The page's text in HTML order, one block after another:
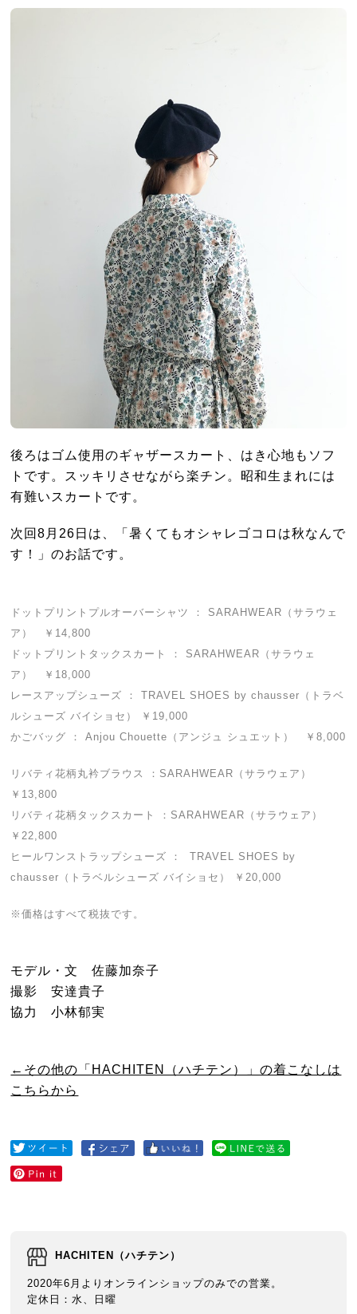
後ろはゴム使用のギャザースカート、はき心地もソフ
トです。スッキリさせながら楽チン。昭和生まれには
有難いスカートです。
次回8月26日は、「暑くてもオシャレゴコロは秋なんで
す！」のお話です。
ドットプリントプルオーバーシャツ ： SARAHWEAR（サラウェ
ア） ￥14,800
ドットプリントタックスカート ： SARAHWEAR（サラウェ
ア） ￥18,000
レースアップシューズ ： TRAVEL SHOES by chausser（トラベ
ルシューズ バイショセ） ￥19,000
かごバッグ ： Anjou Chouette（アンジュ シュエット） ￥8,000
リバティ花柄丸衿ブラウス ：SARAHWEAR（サラウェア）
￥13,800
リバティ花柄タックスカート ：SARAHWEAR（サラウェア）
￥22,800
ヒールワンストラップシューズ ： TRAVEL SHOES by
chausser（トラベルシューズ バイショセ） ￥20,000
※価格はすべて税抜です。
モデル・文 佐藤加奈子
撮影 安達貴子
協力 小林郁実
←その他の「HACHITEN（ハチテン）」の着こなしは
こちらから
HACHITEN（ハチテン）
2020年6月よりオンラインショップのみでの営業。
定休日：水、日曜